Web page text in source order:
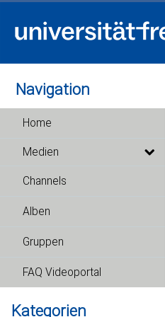
Navigation
Home
Medien
Channels
Alben
Gruppen
FAQ Videoportal
Kategorien